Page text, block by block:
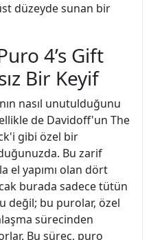
düzeyde sunan bir
4’s Gift
Bir Keyif
nasıl unutulduğunu
de Davidoff'un The
gibi özel bir
Bu zarif
el yapımı olan dört
burada sadece tütün
değil; bu purolar, özel
sürecinden
Bu süreç, puro